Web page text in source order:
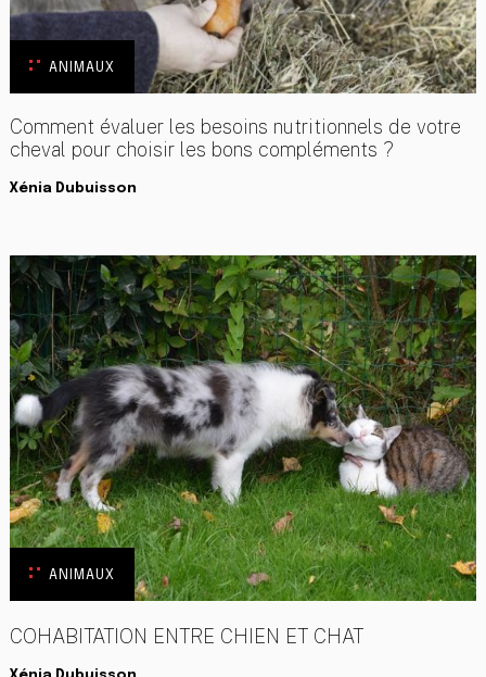
ANIMAUX
Comment évaluer les besoins nutritionnels de votre
cheval pour choisir les bons compléments ?
Xénia Dubuisson
ANIMAUX
COHABITATION ENTRE CHIEN ET CHAT